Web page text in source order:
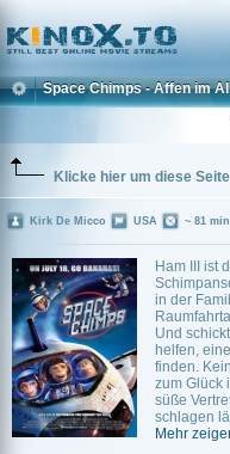
Home
Space Chimps - Affen im All
Klicke hier um diese
Ham III ist
in der
Und
helfen,
finden.
zum Glück
süße
schlagen
Mehr
Kirk De Micco USA ~ 81